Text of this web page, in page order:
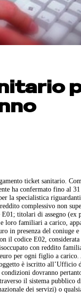
ticket sanitario.
ha confermato fino al
la specialistica
complessivo non
titolari di assegno (ex
loro familiari a carico,
in presenza del coniuge
il codice E02,
con reddito
per ogni figlio a
è iscritto all’Ufficio
dovranno
il sistema pubblico
dei servizi) o